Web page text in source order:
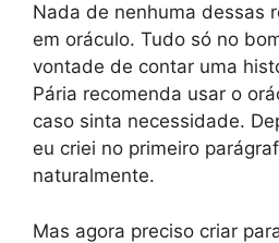
Nada de nenhuma dessas
em oráculo. Tudo só no
vontade de contar uma
Pária recomenda usar o
caso sinta necessidade.
eu criei no primeiro
naturalmente.
Mas agora preciso criar